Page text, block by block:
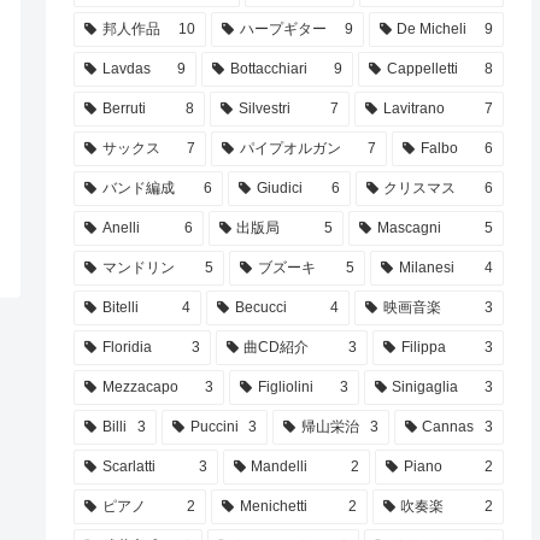
邦人作品 10 ハープギター 9 De Micheli 9
Lavdas 9 Bottacchiari 9 Cappelletti 8
Berruti 8 Silvestri 7 Lavitrano 7
サックス 7 パイプオルガン 7 Falbo 6
バンド編成 6 Giudici 6 クリスマス 6
Anelli 6 出版局 5 Mascagni 5
マンドリン 5 ブズーキ 5 Milanesi 4
Bitelli 4 Becucci 4 映画音楽 3
Floridia 3 曲CD紹介 3 Filippa 3
Mezzacapo 3 Figliolini 3 Sinigaglia 3
Billi 3 Puccini 3 帰山栄治 3 Cannas 3
Scarlatti 3 Mandelli 2 Piano 2
ピアノ 2 Menichetti 2 吹奏楽 2